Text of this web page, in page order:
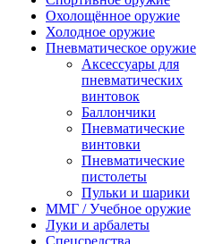
Охолощённое оружие
Холодное оружие
Пневматическое оружие
Аксессуары для
пневматических
винтовок
Баллончики
Пневматические
винтовки
Пневматические
пистолеты
Пульки и шарики
ММГ / Учебное оружие
Луки и арбалеты
Спецсредства